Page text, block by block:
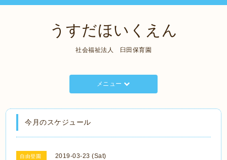
うすだほいくえん
社会福祉法人 臼田保育園
メニュー
今月のスケジュール
自由登園 2019-03-23 (Sat)